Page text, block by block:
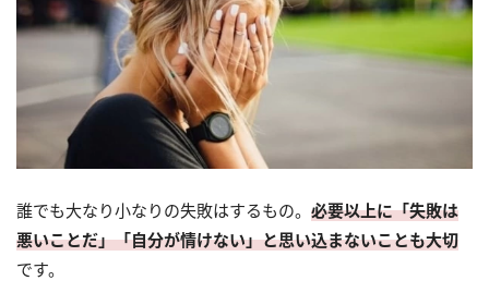
誰でも大なり小なりの失敗はするもの。 必要以上に「失敗は
悪いことだ」「自分が情けない」と思い込まないことも大切
です。